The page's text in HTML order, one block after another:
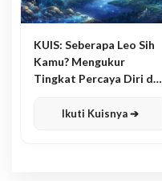
KUIS: Seberapa Leo Sih
Kamu? Mengukur
Tingkat Percaya Diri dan
Ikuti Kuisnya ➔